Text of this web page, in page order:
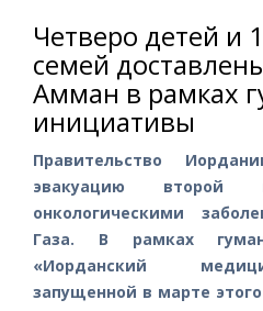
Четверо детей и
семей
Амман в рамках
инициативы
Правительство
эвакуацию
онкологическими
Газа. В рамках
«Иорданский
запущенной в марте